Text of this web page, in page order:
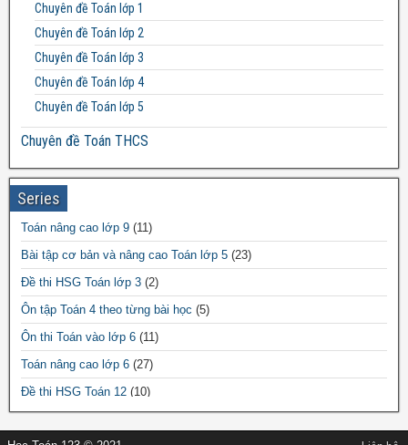
Đề thi Toán lớp 11
Đề thi Toán lớp 12
Chuyên đề Toán lớp 1
Chuyên đề Toán lớp 2
Chuyên đề Toán lớp 3
Chuyên đề Toán lớp 4
Chuyên đề Toán lớp 5
Chuyên đề Toán THCS
Bất đẳng thức THCS
Chuyên đề Toán lớp 6
Chuyên đề Toán lớp 7
Chuyên đề Toán lớp 8
Chuyên đề Toán lớp 9
Chuyên đề Toán THPT
Chuyên đề Toán lớp 10
Chuyên đề Toán lớp 11
Chuyên đề Toán lớp 12
Series
Toán nâng cao lớp 9 (11)
Bài tập cơ bản và nâng cao Toán lớp 5 (23)
Đề thi HSG Toán lớp 3 (2)
Ôn tập Toán 4 theo từng bài học (5)
Ôn thi Toán vào lớp 6 (11)
Toán nâng cao lớp 6 (27)
Đề thi HSG Toán 12 (10)